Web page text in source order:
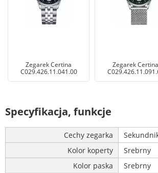
Zegarek Certina
C029.426.11.041.00
Zegarek Certina
Specyfikacja, funkcje
Cechy zegarka
Kolor koperty
Srebrny
Kolor paska
Srebrny